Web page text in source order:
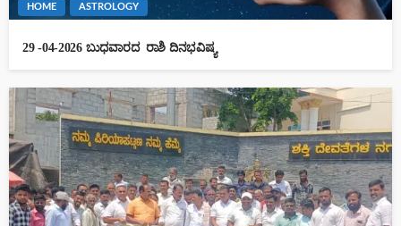
HOME ASTROLOGY
29 -04-2026 ಬುಧವಾರದ ರಾಶಿ ದಿನಭವಿಷ್ಯ